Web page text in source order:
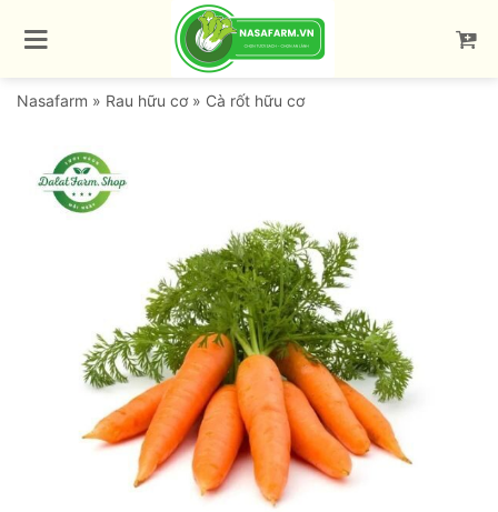
qua
dungNasafarm » Rau hữu cơ» Cà rốt hữu cơ